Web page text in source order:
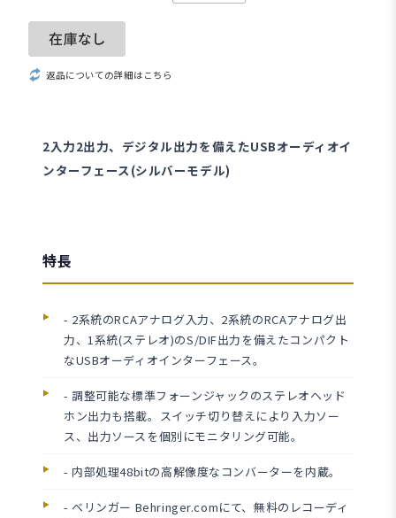
返品についての詳細はこちら
2入力2出力、デジタル出力を備えたUSBオーディオイ
ンターフェース(シルバーモデル)
特長
- 2系統のRCAアナログ入力、2系統のRCAアナログ出
力、1系統(ステレオ)のS/DIF出力を備えたコンパクト
なUSBオーディオインターフェース。
- 調整可能な標準フォーンジャックのステレオヘッド
ホン出力も搭載。スイッチ切り替えにより入力ソー
ス、出力ソースを個別にモニタリング可能。
- 内部処理48bitの高解像度なコンバーターを内蔵。
- ベリンガー Behringer.comにて、無料のレコーディ